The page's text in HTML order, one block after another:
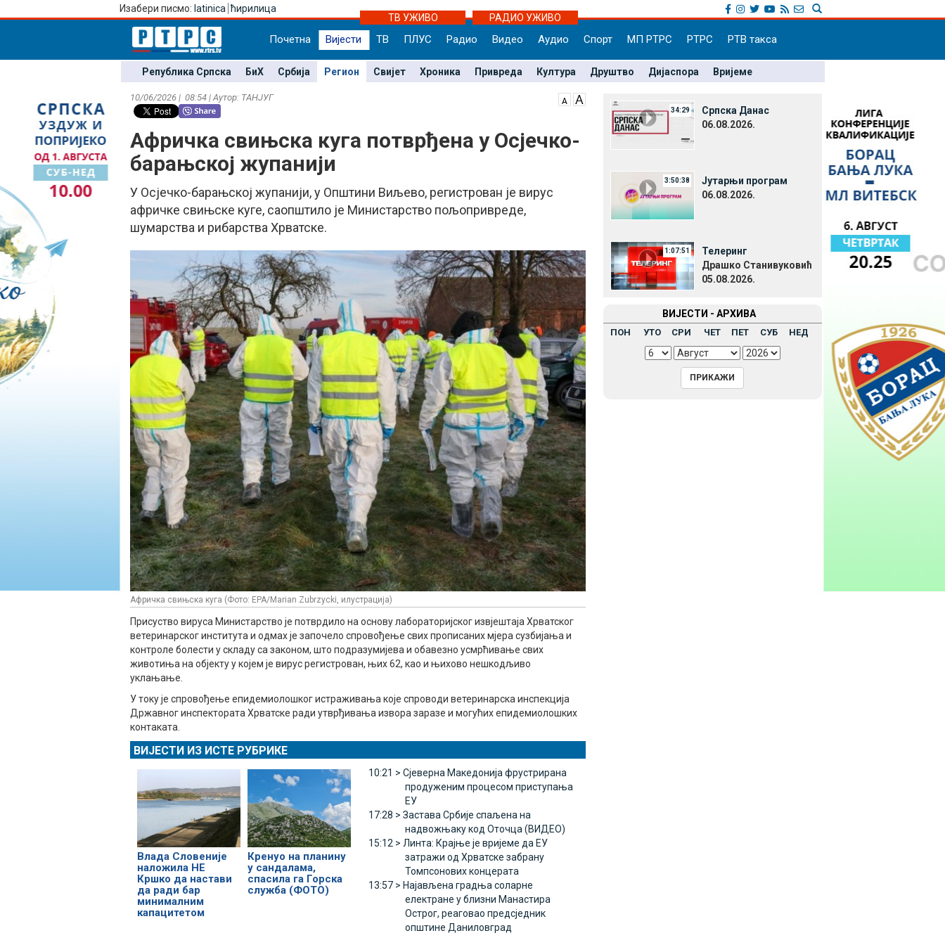
Изабери писмо: latinica ћирилица
ТВ УЖИВО
РАДИО УЖИВО
Почетна Вијести ТВ ПЛУС Радио Видео Аудио Спорт МП РТРС РТРС РТВ такса
Република Српска БиХ Србија Регион Свијет Хроника Привреда Култура Друштво Дијаспора Вријеме
10/06/2026 | 08:54 | Аутор: ТАНЈУГ
Афричка свињска куга потврђена у Осјечко-
барањској жупанији
У Осјечко-барањској жупанији, у Општини Виљево, регистрован је вирус
афричке свињске куге, саопштило је Министарство пољопривреде,
шумарства и рибарства Хрватске.
Афричка свињска куга (Фото: EPA/Marian Zubrzycki, илустрација)
Присуство вируса Министарство је потврдило на основу лабораторијског извјештаја Хрватског
ветеринарског института и одмах је започело спровођење свих прописаних мјера сузбијања и
контроле болести у складу са законом, што подразумијева и обавезно усмрћивање свих
животиња на објекту у којем је вирус регистрован, њих 62, као и њихово нешкодљиво
уклањање.
У току је спровођење епидемиолошког истраживања које спроводи ветеринарска инспекција
Државног инспектората Хрватске ради утврђивања извора заразе и могућих епидемиолошких
контаката.
ВИЈЕСТИ ИЗ ИСТЕ РУБРИКЕ
Влада Словеније
наложила НЕ
Кршко да настави
да ради бар
минималним
капацитетом
Кренуо на планину
у сандалама,
спасила га Горска
служба (ФОТО)
10:21 > Сјеверна Македонија фрустрирана
продуженим процесом приступања
ЕУ
17:28 > Застава Србије спаљена на
надвожњаку код Оточца (ВИДЕО)
15:12 > Линта: Крајње је вријеме да ЕУ
затражи од Хрватске забрану
Томпсонових концерата
13:57 > Најављена градња соларне
електране у близни Манастира
Острог, реаговао предсједник
општине Даниловград
34:29
Српска Данас
06.08.2026.
3:50:38
Јутарњи програм
06.08.2026.
1:07:51
Телеринг
Драшко Станивуковић
05.08.2026.
ВИЈЕСТИ - АРХИВА
ПОН УТО СРИ ЧЕТ ПЕТ СУБ НЕД